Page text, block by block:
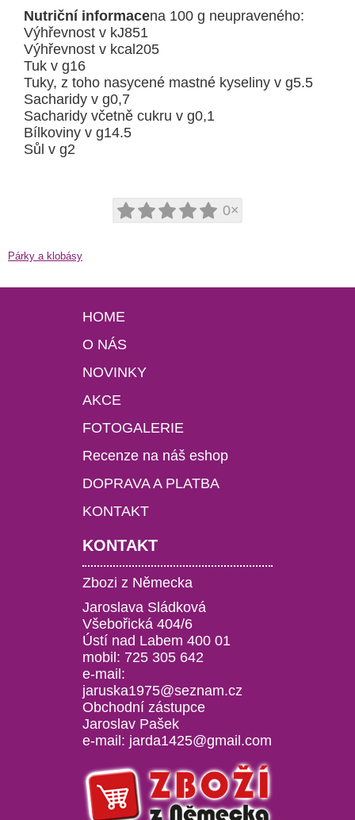
Nutriční informacena 100 g neupraveného:
Výhřevnost v kJ851
Výhřevnost v kcal205
Tuk v g16
Tuky, z toho nasycené mastné kyseliny v g5.5
Sacharidy v g0,7
Sacharidy včetně cukru v g0,1
Bílkoviny v g14.5
Sůl v g2
0×
Párky a klobásy
HOME
O NÁS
NOVINKY
AKCE
FOTOGALERIE
Recenze na náš eshop
DOPRAVA A PLATBA
KONTAKT
KONTAKT
Zbozi z Německa
Jaroslava Sládková
Všebořická 404/6
Ústí nad Labem 400 01
mobil: 725 305 642
e-mail:
jaruska1975@seznam.cz
Obchodní zástupce
Jaroslav Pašek
e-mail: jarda1425@gmail.com